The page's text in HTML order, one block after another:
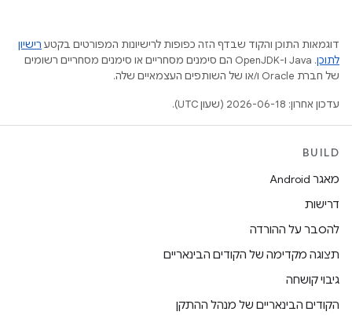
דוגמאות התוכן והקוד שבדף הזה כפופות לרישיונות המפורטים בקטע רישיון
לתוכן
.‏ Java ו-OpenJDK הם סימנים מסחריים או סימנים מסחריים רשומים
של חברת Oracle ו/או של השותפים העצמאיים שלה.
עדכון אחרון: 2026-06-18 (שעון UTC).
BUILD
מאגר Android
דרישות
להסבר על ההורדה
תצוגה מקדימה של הקודים הבינאריים
גיבוי קושחה
הקודים הבינאריים של מנהל ההתקן